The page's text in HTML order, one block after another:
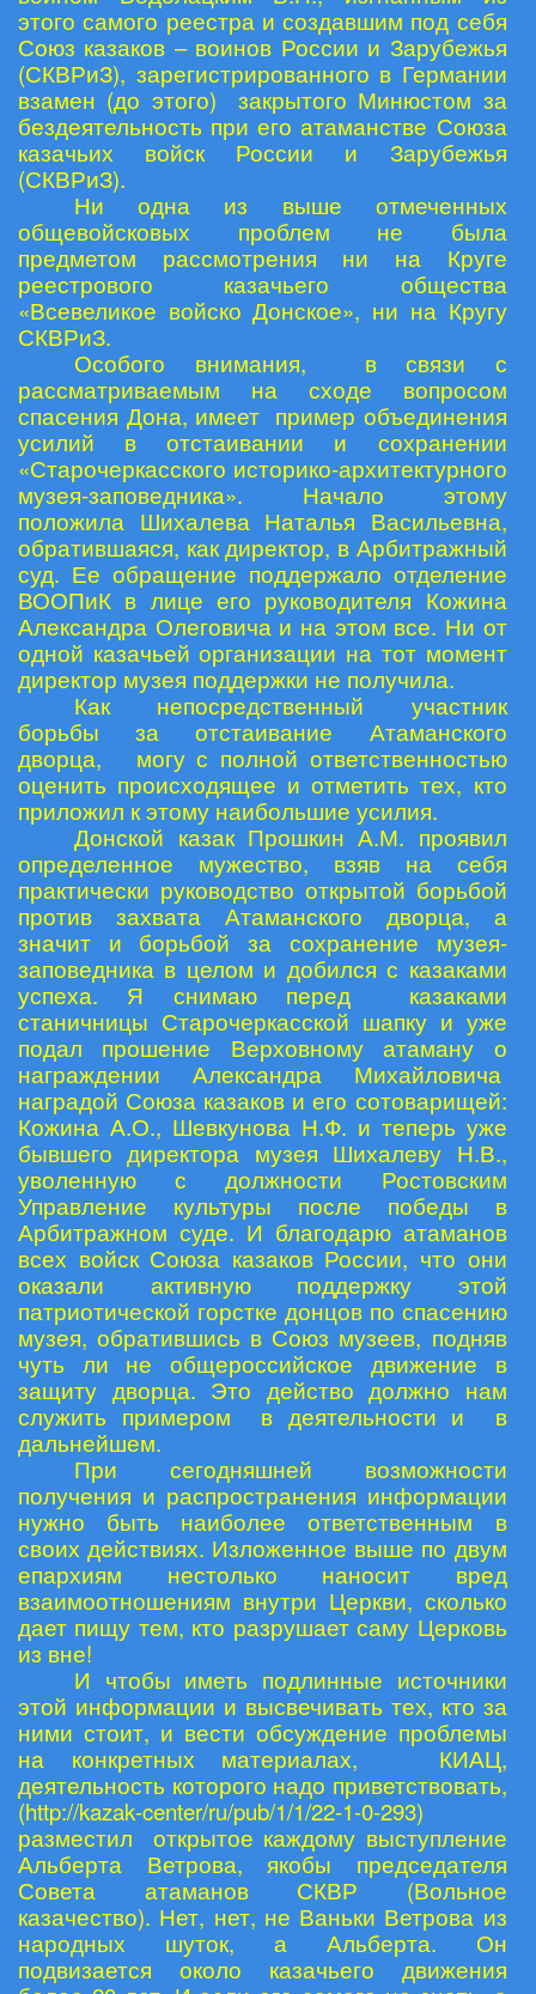
этого самого реестра и создавшим под себя
Союз казаков – воинов России и Зарубежья
(СКВРиЗ), зарегистрированного в Германии
взамен (до этого) закрытого Минюстом за
бездеятельность при его атаманстве Союза
казачьих войск России и Зарубежья
(СКВРиЗ).
Ни одна из выше отмеченных
общевойсковых проблем не была
предметом рассмотрения ни на Круге
реестрового казачьего общества
«Всевеликое войско Донское», ни на Кругу
СКВРиЗ.
Особого внимания, в связи с
рассматриваемым на сходе вопросом
спасения Дона, имеет пример объединения
усилий в отстаивании и сохранении
«Старочеркасского историко-архитектурного
музея-заповедника». Начало этому
положила Шихалева Наталья Васильевна,
обратившаяся, как директор, в Арбитражный
суд. Ее обращение поддержало отделение
ВООПиК в лице его руководителя Кожина
Александра Олеговича и на этом все. Ни от
одной казачьей организации на тот момент
директор музея поддержки не получила.
Как непосредственный участник
борьбы за отстаивание Атаманского
дворца, могу с полной ответственностью
оценить происходящее и отметить тех, кто
приложил к этому наибольшие усилия.
Донской казак Прошкин А.М. проявил
определенное мужество, взяв на себя
практически руководство открытой борьбой
против захвата Атаманского дворца, а
значит и борьбой за сохранение музея-
заповедника в целом и добился с казаками
успеха. Я снимаю перед казаками
станичницы Старочеркасской шапку и уже
подал прошение Верховному атаману о
награждении Александра Михайловича
наградой Союза казаков и его сотоварищей:
Кожина А.О., Шевкунова Н.Ф. и теперь уже
бывшего директора музея Шихалеву Н.В.,
уволенную с должности Ростовским
Управление культуры после победы в
Арбитражном суде. И благодарю атаманов
всех войск Союза казаков России, что они
оказали активную поддержку этой
патриотической горстке донцов по спасению
музея, обратившись в Союз музеев, подняв
чуть ли не общероссийское движение в
защиту дворца. Это действо должно нам
служить примером в деятельности и в
дальнейшем.
При сегодняшней возможности
получения и распространения информации
нужно быть наиболее ответственным в
своих действиях. Изложенное выше по двум
епархиям нестолько наносит вред
взаимоотношениям внутри Церкви, сколько
дает пищу тем, кто разрушает саму Церковь
из вне!
И чтобы иметь подлинные источники
этой информации и высвечивать тех, кто за
ними стоит, и вести обсуждение проблемы
на конкретных материалах, КИАЦ,
деятельность которого надо приветствовать,
(http://kazak-center/ru/pub/1/1/22-1-0-293)
разместил открытое каждому выступление
Альберта Ветрова, якобы председателя
Совета атаманов СКВР (Вольное
казачество). Нет, нет, не Ваньки Ветрова из
народных шуток, а Альберта. Он
подвизается около казачьего движения